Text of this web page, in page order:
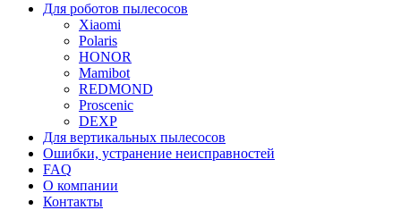
Для роботов пылесосов
Xiaomi
Polaris
HONOR
Mamibot
REDMOND
Proscenic
DEXP
Для вертикальных пылесосов
Ошибки, устранение неисправностей
FAQ
О компании
Контакты